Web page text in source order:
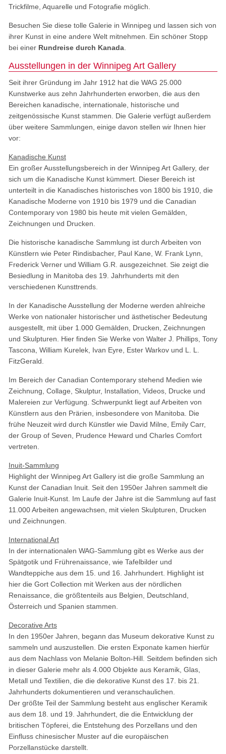
Trickfilme, Aquarelle und Fotografie möglich.
Besuchen Sie diese tolle Galerie in Winnipeg und lassen sich von
ihrer Kunst in eine andere Welt mitnehmen. Ein schöner Stopp
bei einer Rundreise durch Kanada.
Ausstellungen in der Winnipeg Art Gallery
Seit ihrer Gründung im Jahr 1912 hat die WAG 25.000
Kunstwerke aus zehn Jahrhunderten erworben, die aus den
Bereichen kanadische, internationale, historische und
zeitgenössische Kunst stammen. Die Galerie verfügt außerdem
über weitere Sammlungen, einige davon stellen wir Ihnen hier
vor:
Kanadische Kunst
Ein großer Ausstellungsbereich in der Winnipeg Art Gallery, der
sich um die Kanadische Kunst kümmert. Dieser Bereich ist
unterteilt in die Kanadisches historisches von 1800 bis 1910, die
Kanadische Moderne von 1910 bis 1979 und die Canadian
Contemporary von 1980 bis heute mit vielen Gemälden,
Zeichnungen und Drucken.
Die historische kanadische Sammlung ist durch Arbeiten von
Künstlern wie Peter Rindisbacher, Paul Kane, W. Frank Lynn,
Frederick Verner und William G.R. ausgezeichnet. Sie zeigt die
Besiedlung in Manitoba des 19. Jahrhunderts mit den
verschiedenen Kunsttrends.
In der Kanadische Ausstellung der Moderne werden ahlreiche
Werke von nationaler historischer und ästhetischer Bedeutung
ausgestellt, mit über 1.000 Gemälden, Drucken, Zeichnungen
und Skulpturen. Hier finden Sie Werke von Walter J. Phillips, Tony
Tascona, William Kurelek, Ivan Eyre, Ester Warkov und L. L.
FitzGerald.
Im Bereich der Canadian Contemporary stehend Medien wie
Zeichnung, Collage, Skulptur, Installation, Videos, Drucke und
Malereien zur Verfügung. Schwerpunkt liegt auf Arbeiten von
Künstlern aus den Prärien, insbesondere von Manitoba. Die
frühe Neuzeit wird durch Künstler wie David Milne, Emily Carr,
der Group of Seven, Prudence Heward und Charles Comfort
vertreten.
Inuit-Sammlung
Highlight der Winnipeg Art Gallery ist die große Sammlung an
Kunst der Canadian Inuit. Seit den 1950er Jahren sammelt die
Galerie Inuit-Kunst. Im Laufe der Jahre ist die Sammlung auf fast
11.000 Arbeiten angewachsen, mit vielen Skulpturen, Drucken
und Zeichnungen.
International Art
In der internationalen WAG-Sammlung gibt es Werke aus der
Spätgotik und Frührenaissance, wie Tafelbilder und
Wandteppiche aus dem 15. und 16. Jahrhundert. Highlight ist
hier die Gort Collection mit Werken aus der nördlichen
Renaissance, die größtenteils aus Belgien, Deutschland,
Österreich und Spanien stammen.
Decorative Arts
In den 1950er Jahren, begann das Museum dekorative Kunst zu
sammeln und auszustellen. Die ersten Exponate kamen hierfür
aus dem Nachlass von Melanie Bolton-Hill. Seitdem befinden sich
in dieser Galerie mehr als 4.000 Objekte aus Keramik, Glas,
Metall und Textilien, die die dekorative Kunst des 17. bis 21.
Jahrhunderts dokumentieren und veranschaulichen.
Der größte Teil der Sammlung besteht aus englischer Keramik
aus dem 18. und 19. Jahrhundert, die die Entwicklung der
britischen Töpferei, die Entstehung des Porzellans und den
Einfluss chinesischer Muster auf die europäischen
Porzellanstücke darstellt.